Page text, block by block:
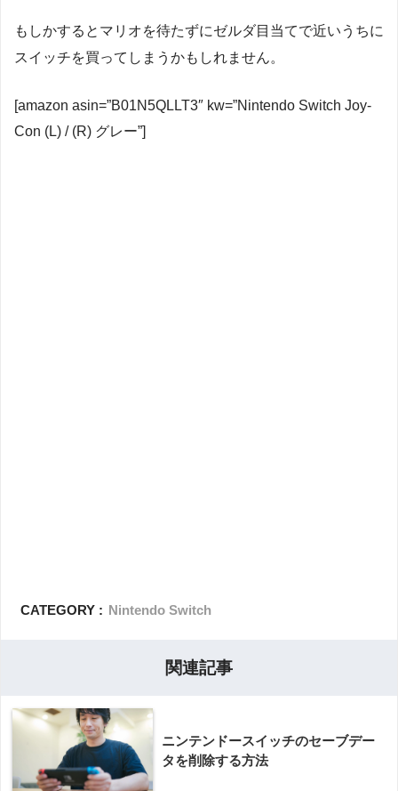
もしかするとマリオを待たずにゼルダ目当てで近いうちに
スイッチを買ってしまうかもしれません。
[amazon asin=”B01N5QLLT3″ kw=”Nintendo Switch Joy-
Con (L) / (R) グレー”]
CATEGORY : Nintendo Switch
関連記事
ニンテンドースイッチのセーブデー
タを削除する方法